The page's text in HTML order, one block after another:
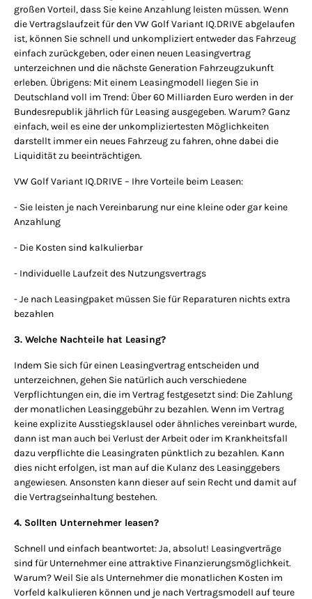
großen Vorteil, dass Sie keine Anzahlung leisten müssen. Wenn
die Vertragslaufzeit für den VW Golf Variant IQ.DRIVE abgelaufen
ist, können Sie schnell und unkompliziert entweder das Fahrzeug
einfach zurückgeben, oder einen neuen Leasingvertrag
unterzeichnen und die nächste Generation Fahrzeugzukunft
erleben. Übrigens: Mit einem Leasingmodell liegen Sie in
Deutschland voll im Trend: Über 60 Milliarden Euro werden in der
Bundesrepublik jährlich für Leasing ausgegeben. Warum? Ganz
einfach, weil es eine der unkompliziertesten Möglichkeiten
darstellt immer ein neues Fahrzeug zu fahren, ohne dabei die
Liquidität zu beeinträchtigen.
VW Golf Variant IQ.DRIVE – Ihre Vorteile beim Leasen:
- Sie leisten je nach Vereinbarung nur eine kleine oder gar keine
Anzahlung
- Die Kosten sind kalkulierbar
- Individuelle Laufzeit des Nutzungsvertrags
- Je nach Leasingpaket müssen Sie für Reparaturen nichts extra
bezahlen
3. Welche Nachteile hat Leasing?
Indem Sie sich für einen Leasingvertrag entscheiden und
unterzeichnen, gehen Sie natürlich auch verschiedene
Verpflichtungen ein, die im Vertrag festgesetzt sind: Die Zahlung
der monatlichen Leasinggebühr zu bezahlen. Wenn im Vertrag
keine explizite Ausstiegsklausel oder ähnliches vereinbart wurde,
dann ist man auch bei Verlust der Arbeit oder im Krankheitsfall
dazu verpflichte die Leasingraten pünktlich zu bezahlen. Kann
dies nicht erfolgen, ist man auf die Kulanz des Leasinggebers
angewiesen. Ansonsten kann dieser auf sein Recht und damit auf
die Vertragseinhaltung bestehen.
4. Sollten Unternehmer leasen?
Schnell und einfach beantwortet: Ja, absolut! Leasingverträge
sind für Unternehmer eine attraktive Finanzierungsmöglichkeit.
Warum? Weil Sie als Unternehmer die monatlichen Kosten im
Vorfeld kalkulieren können und je nach Vertragsmodell auf teure